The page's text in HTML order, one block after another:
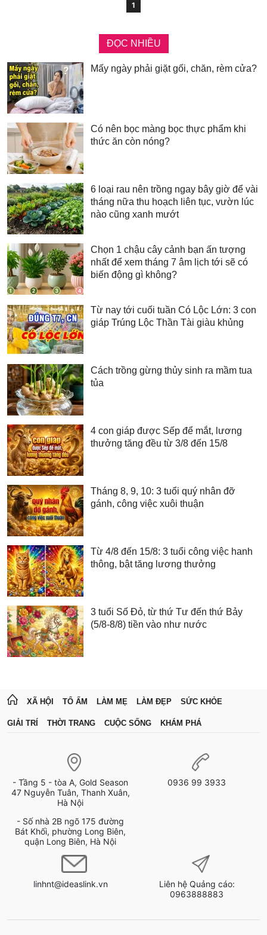
1
ĐỌC NHIỀU
Mấy ngày phải giặt gối, chăn, rèm cửa?
Có nên bọc màng bọc thực phẩm khi
thức ăn còn nóng?
6 loại rau nên trồng ngay bây giờ để vài
tháng nữa thu hoạch liên tục, vườn lúc
nào cũng xanh mướt
Chọn 1 chậu cây cảnh bạn ấn tượng
nhất để xem tháng 7 âm lịch tới sẽ có
biến động gì không?
Từ nay tới cuối tuần Có Lộc Lớn: 3 con
giáp Trúng Lộc Thần Tài giàu khủng
Cách trồng gừng thủy sinh ra mầm tua
tủa
4 con giáp được Sếp để mắt, lương
thưởng tăng đều từ 3/8 đến 15/8
Tháng 8, 9, 10: 3 tuổi quý nhân đỡ
gánh, công việc xuôi thuận
Từ 4/8 đến 15/8: 3 tuổi công việc hanh
thông, bật tăng lương thưởng
3 tuổi Số Đỏ, từ thứ Tư đến thứ Bảy
(5/8-8/8) tiền vào như nước
XÃ HỘI TỔ ẤM LÀM MẸ LÀM ĐẸP SỨC KHỎE
GIẢI TRÍ THỜI TRANG CUỘC SỐNG KHÁM PHÁ
- Tầng 5 - tòa A, Gold Season
47 Nguyễn Tuân, Thanh Xuân,
Hà Nội
- Số nhà 2B ngõ 175 đường
Bát Khối, phường Long Biên,
quận Long Biên, Hà Nội
0936 99 3933
linhnt@ideaslink.vn
Liên hệ Quảng cáo:
0963888883